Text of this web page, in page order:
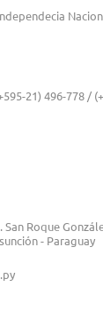
21) 496-778 /
Roque
- Paraguay